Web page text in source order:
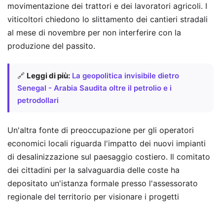
movimentazione dei trattori e dei lavoratori agricoli. I
viticoltori chiedono lo slittamento dei cantieri stradali
al mese di novembre per non interferire con la
produzione del passito.
🔗 Leggi di più: La geopolitica invisibile dietro
Senegal - Arabia Saudita oltre il petrolio e i
petrodollari
Un'altra fonte di preoccupazione per gli operatori
economici locali riguarda l'impatto dei nuovi impianti
di desalinizzazione sul paesaggio costiero. Il comitato
dei cittadini per la salvaguardia delle coste ha
depositato un'istanza formale presso l'assessorato
regionale del territorio per visionare i progetti